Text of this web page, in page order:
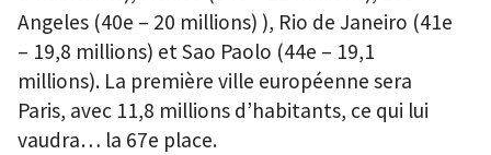
Angeles (40e – 20 millions) ), Rio de Janeiro (41e
– 19,8 millions) et Sao Paolo (44e – 19,1
millions). La première ville européenne sera
Paris, avec 11,8 millions d’habitants, ce qui lui
vaudra… la 67e place.